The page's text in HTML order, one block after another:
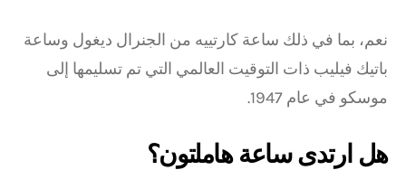
نعم، بما في ذلك ساعة كارتييه من الجنرال ديغول وساعة
باتيك فيليب ذات التوقيت العالمي التي تم تسليمها إلى
موسكو في عام 1947.
هل ارتدى ساعة هاملتون؟